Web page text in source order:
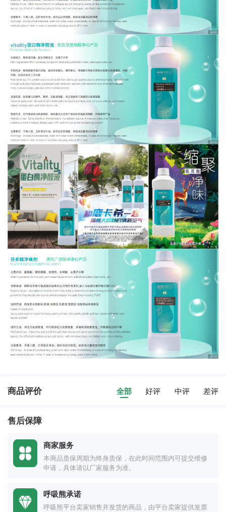
商品评价 全部 好评 中评 差评
售后保障
商家服务
本商品质保周期为终身质保，在此时间范围内可提交维修
申请，具体请以厂家服务为准。
呼吸熊承诺
呼吸熊平台卖家销售并发货的商品，由平台卖家提供发票